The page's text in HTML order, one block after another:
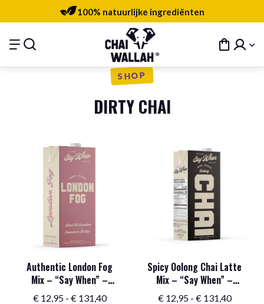
100% natuurlijke ingrediënten
SHOP
DIRTY CHAI
Authentic London Fog
Mix – “Say When” –
Classic
€12,95 - €131,40Prijsklasse:
Spicy Oolong Chai Latte
Mix – “Say When” –
lekker pittig
€12,95 - €131,40